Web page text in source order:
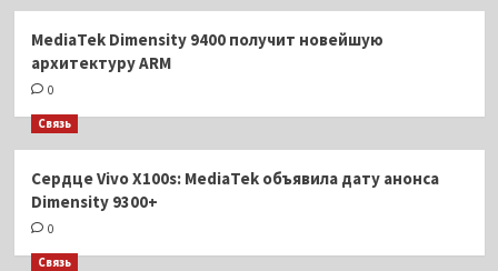
MediaTek Dimensity 9400 получит новейшую
архитектуру ARM
0
Связь
Сердце Vivo X100s: MediaTek объявила дату анонса
Dimensity 9300+
0
Связь